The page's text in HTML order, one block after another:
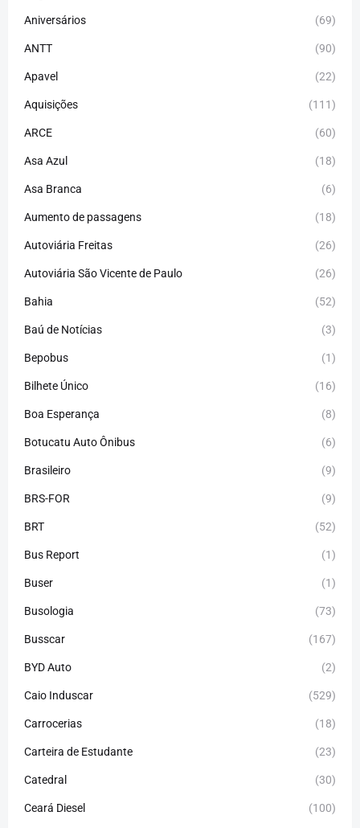
Aniversários (69)
ANTT (90)
Apavel (22)
Aquisições (111)
ARCE (60)
Asa Azul (18)
Asa Branca (6)
Aumento de passagens (18)
Autoviária Freitas (26)
Autoviária São Vicente de Paulo (26)
Bahia (52)
Baú de Notícias (3)
Bepobus (1)
Bilhete Único (16)
Boa Esperança (8)
Botucatu Auto Ônibus (6)
Brasileiro (9)
BRS-FOR (9)
BRT (52)
Bus Report (1)
Buser (1)
Busologia (73)
Busscar (167)
BYD Auto (2)
Caio Induscar (529)
Carrocerias (18)
Carteira de Estudante (23)
Catedral (30)
Ceará Diesel (100)